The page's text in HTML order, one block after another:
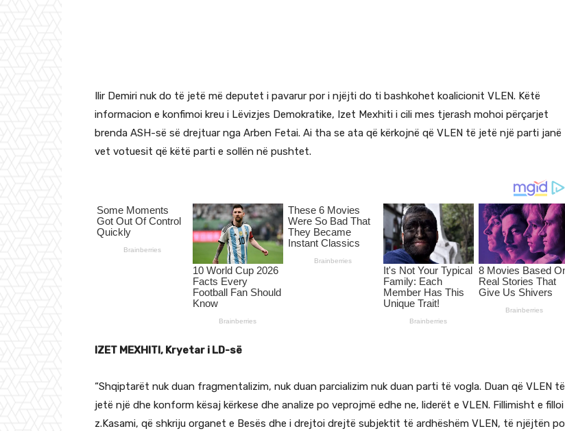
Ilir Demiri nuk do të jetë më deputet i pavarur por i njëjti do ti bashkohet koalicionit VLEN. Këtë
informacion e konfimoi kreu i Lëvizjes Demokratike, Izet Mexhiti i cili mes tjerash mohoi përçarjet
brenda ASH-së së drejtuar nga Arben Fetai. Ai tha se ata që kërkojnë që VLEN të jetë një parti janë
vet votuesit që këtë parti e sollën në pushtet.
IZET MEXHITI, Kryetar i LD-së
“Shqiptarët nuk duan fragmentalizim, nuk duan parcializim nuk duan parti të vogla. Duan që VLEN të
jetë një dhe konform kësaj kërkese dhe analize po veprojmë edhe ne, liderët e VLEN. Fillimisht e filloi
z.Kasami, që shkriju organet e Besës dhe i drejtoi drejtë subjektit të ardhëshëm VLEN, të njëjtën po